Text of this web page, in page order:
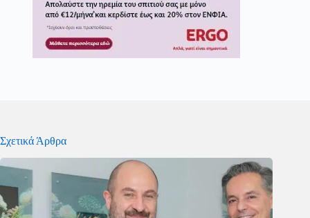
Σχετικά Άρθρα